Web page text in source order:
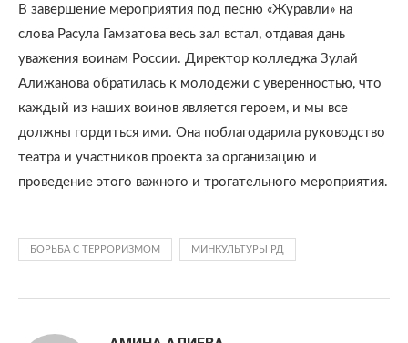
В завершение мероприятия под песню «Журавли» на
слова Расула Гамзатова весь зал встал, отдавая дань
уважения воинам России. Директор колледжа Зулай
Алижанова обратилась к молодежи с уверенностью, что
каждый из наших воинов является героем, и мы все
должны гордиться ими. Она поблагодарила руководство
театра и участников проекта за организацию и
проведение этого важного и трогательного мероприятия.
БОРЬБА С ТЕРРОРИЗМОМ МИНКУЛЬТУРЫ РД